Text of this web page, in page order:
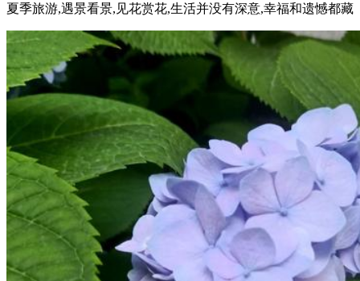
夏季旅游,遇景看景,见花赏花,生活并没有深意,幸福和遗憾都藏